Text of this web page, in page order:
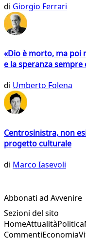
di Giorgio Ferrari
«Dio è morto, ma poi
e la speranza sempre
di Umberto Folena
Centrosinistra, non
progetto culturale
di Marco Iasevoli
Abbonati ad Avvenire
Sezioni del sito
HomeAttualitàPolitica
CommentiEconomia